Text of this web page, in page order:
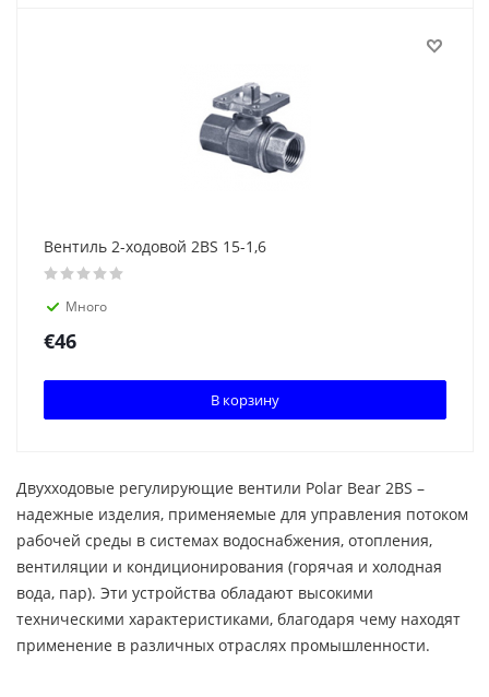
Вентиль 2-ходовой 2BS 15-1,6
Много
€46
В корзину
Двухходовые регулирующие вентили Polar Bear 2BS –
надежные изделия, применяемые для управления потоком
рабочей среды в системах водоснабжения, отопления,
вентиляции и кондиционирования (горячая и холодная
вода, пар). Эти устройства обладают высокими
техническими характеристиками, благодаря чему находят
применение в различных отраслях промышленности.